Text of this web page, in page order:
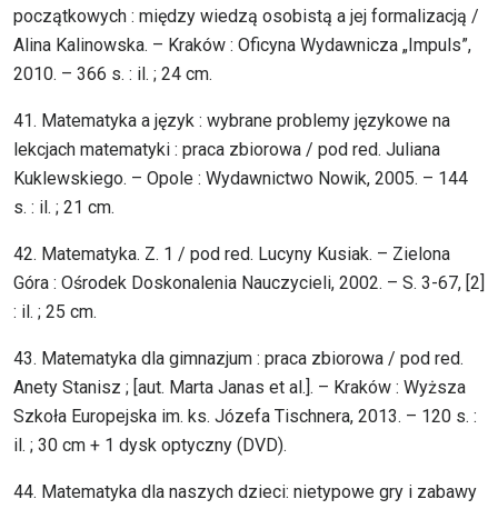
początkowych : między wiedzą osobistą a jej formalizacją /
Alina Kalinowska. – Kraków : Oficyna Wydawnicza „Impuls”,
2010. – 366 s. : il. ; 24 cm.
41. Matematyka a język : wybrane problemy językowe na
lekcjach matematyki : praca zbiorowa / pod red. Juliana
Kuklewskiego. – Opole : Wydawnictwo Nowik, 2005. – 144
s. : il. ; 21 cm.
42. Matematyka. Z. 1 / pod red. Lucyny Kusiak. – Zielona
Góra : Ośrodek Doskonalenia Nauczycieli, 2002. – S. 3-67, [2]
: il. ; 25 cm.
43. Matematyka dla gimnazjum : praca zbiorowa / pod red.
Anety Stanisz ; [aut. Marta Janas et al.]. – Kraków : Wyższa
Szkoła Europejska im. ks. Józefa Tischnera, 2013. – 120 s. :
il. ; 30 cm + 1 dysk optyczny (DVD).
44. Matematyka dla naszych dzieci: nietypowe gry i zabawy